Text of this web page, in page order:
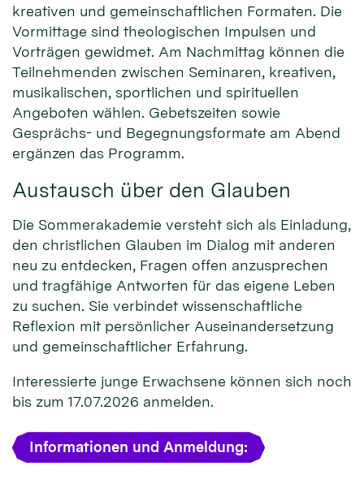
kreativen und gemeinschaftlichen Formaten. Die
Vormittage sind theologischen Impulsen und
Vorträgen gewidmet. Am Nachmittag können die
Teilnehmenden zwischen Seminaren, kreativen,
musikalischen, sportlichen und spirituellen
Angeboten wählen. Gebetszeiten sowie
Gesprächs- und Begegnungsformate am Abend
ergänzen das Programm.
Austausch über den Glauben
Die Sommerakademie versteht sich als Einladung,
den christlichen Glauben im Dialog mit anderen
neu zu entdecken, Fragen offen anzusprechen
und tragfähige Antworten für das eigene Leben
zu suchen. Sie verbindet wissenschaftliche
Reflexion mit persönlicher Auseinandersetzung
und gemeinschaftlicher Erfahrung.
Interessierte junge Erwachsene können sich noch
bis zum 17.07.2026 anmelden.
Informationen und Anmeldung: